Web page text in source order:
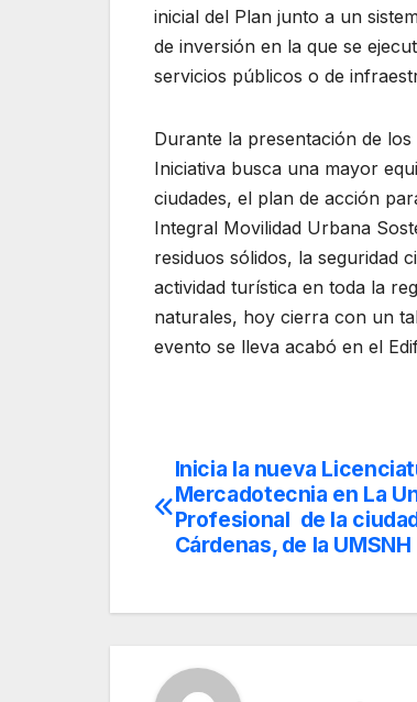
inicial del Plan junto a un
de inversión en la que se
servicios públicos o de
Durante la presentación de
Iniciativa busca una mayor
ciudades, el plan de acción
Integral Movilidad Urbana
residuos sólidos, la seguridad
actividad turística en toda la
naturales, hoy cierra con un
evento se lleva acabó en el
Navegación
de
entradas
Inicia la nueva
Mercadotecnia en La
Profesional de la
Cárdenas, de la UMSNH